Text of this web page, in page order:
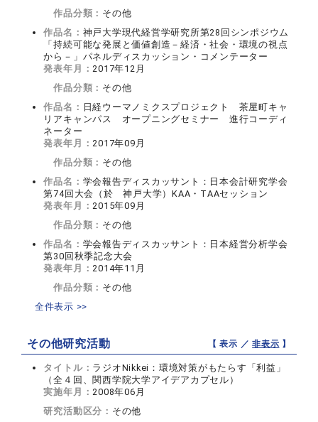
作品分類： その他
作品名： 神戸大学現代経営学研究所第28回シンポジウム
「持続可能な発展と価値創造－経済・社会・環境の視点
から－」パネルディスカッション・コメンテーター
発表年月： 2017年12月
作品分類： その他
作品名： 日経ウーマノミクスプロジェクト 茶屋町キャ
リアキャンパス オープニングセミナー 進行コーディ
ネーター
発表年月： 2017年09月
作品分類： その他
作品名： 学会報告ディスカッサント：日本会計研究学会
第74回大会（於 神戸大学）KAA・TAAセッション
発表年月： 2015年09月
作品分類： その他
作品名： 学会報告ディスカッサント：日本経営分析学会
第30回秋季記念大会
発表年月： 2014年11月
作品分類： その他
全件表示 >>
その他研究活動 【 表示 ／非表示 】
タイトル： ラジオNikkei：環境対策がもたらす「利益」
（全４回、関西学院大学アイデアカプセル）
実施年月： 2008年06月
研究活動区分： その他